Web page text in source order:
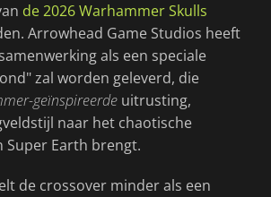
de 2026 Warhammer Skulls
Arrowhead Game Studios heeft
als een speciale
zal worden geleverd, die
geïnspireerde uitrusting,
naar het chaotische
Super Earth brengt.
de crossover minder als een